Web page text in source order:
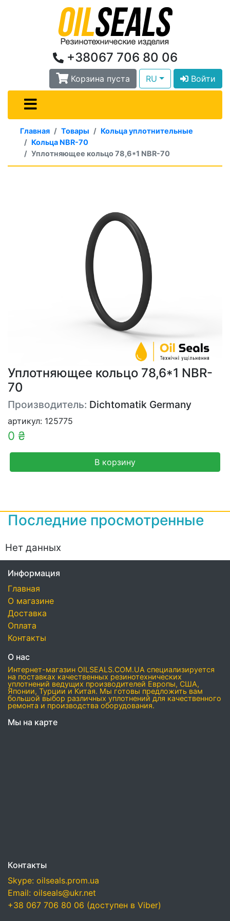
+38067 706 80 06
Корзина пуста RU Войти
Главная Товары
Кольца уплотнительные
Кольца NBR-70
Уплотняющее кольцо 78,6*1 NBR-70
Уплотняющее кольцо 78,6*1 NBR-
70
Производитель: Dichtomatik Germany
артикул: 125775
0 ₴
В корзину
Последние просмотренные
Нет данных
Информация
Главная
О магазине
Доставка
Оплата
Контакты
О нас
Интернет-магазин OILSEALS.COM.UA специализируется
на поставках качественных резинотехнических
уплотнений ведущих производителей Европы, США,
Японии, Турции и Китая. Мы готовы предложить вам
большой выбор различных уплотнений для качественного
ремонта и производства оборудования.
Мы на карте
Контакты
Skype: oilseals.prom.ua
Email: oilseals@ukr.net
+38 067 706 80 06 (доступен в Viber)